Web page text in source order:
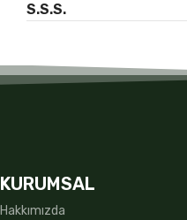
S.S.S.
KURUMSAL
Hakkımızda